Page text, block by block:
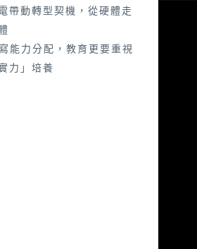
帶動轉型契機，從硬體走
能力分配，教育更要重視
力」培養